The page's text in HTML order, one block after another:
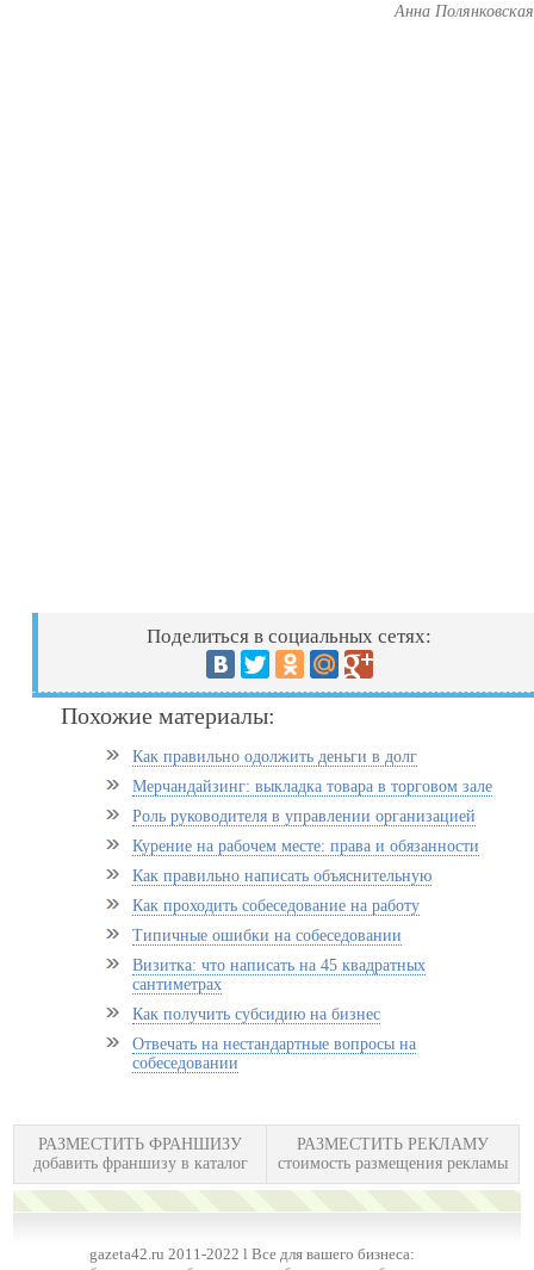
Анна Полянковская
Поделиться в социальных сетях:
Похожие материалы:
Как правильно одолжить деньги в долг
Мерчандайзинг: выкладка товара в торговом зале
Роль руководителя в управлении организацией
Курение на рабочем месте: права и обязанности
Как правильно написать объяснительную
Как проходить собеседование на работу
Типичные ошибки на собеседовании
Визитка: что написать на 45 квадратных
сантиметрах
Как получить субсидию на бизнес
Отвечать на нестандартные вопросы на
собеседовании
РАЗМЕСТИТЬ ФРАНШИЗУ
добавить франшизу в каталог
РАЗМЕСТИТЬ РЕКЛАМУ
стоимость размещения рекламы
gazeta42.ru 2011-2022 l Все для вашего бизнеса: